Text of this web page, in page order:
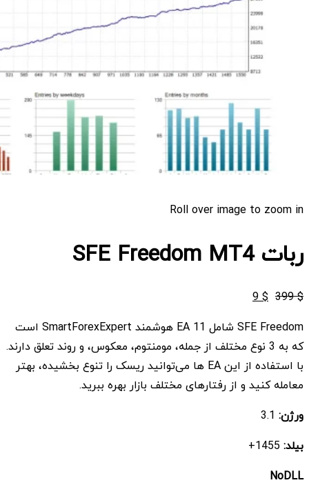
Roll over image to zoom in
ربات SFE Freedom MT4
$
399
قیمت
$ 399
بود.
$
9 قیمت
$ 9
است.
SFE Freedom شامل 11 EA هوشمند SmartForexExpert است
که به 3 نوع مختلف از جمله، مومنتوم، معکوس، و روند تعلق دارند.
با استفاده از این EA ها می‌توانید ریسک را تنوع بخشیده، بهتر
معامله کنید و از رفتارهای مختلف بازار بهره ببرید.
ورژن:
بیلد:
NoDLL